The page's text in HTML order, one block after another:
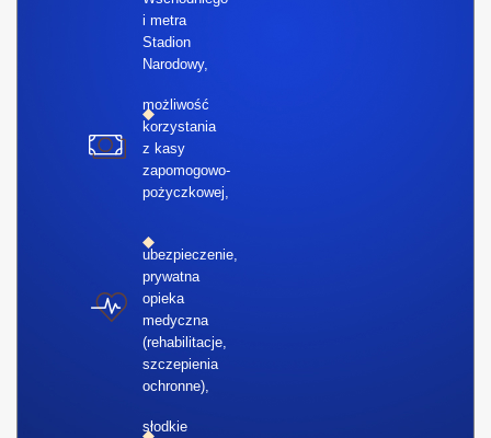
i metra
Stadion
Narodowy,
możliwość
korzystania
z kasy
zapomogowo-
pożyczkowej,
ubezpieczenie,
prywatna
opieka
medyczna
(rehabilitacje,
szczepienia
ochronne),
słodkie